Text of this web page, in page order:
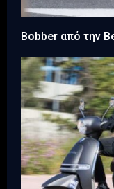
Bobber από την